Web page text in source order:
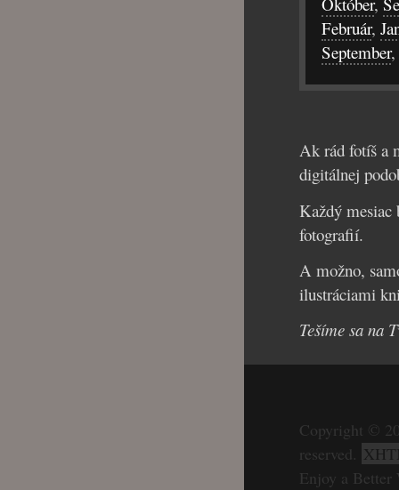
Február,
September,
Ak rád fotíš a
digitálnej
Každý mesiac
fotografií.
A možno,
ilustráciami
Tešíme sa na
Copyright ©
reserved.
Enjoy a Better